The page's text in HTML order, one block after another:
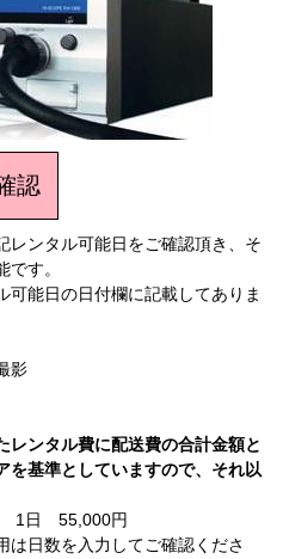
認
レンタル可能日をご確認頂き、そ
す。
可能日の日付欄に記載してありま
影
レンタル費に配送費の合計金額と
を基準としていますので、それ以
1日 55,000円
は日数を入力してご確認くださ